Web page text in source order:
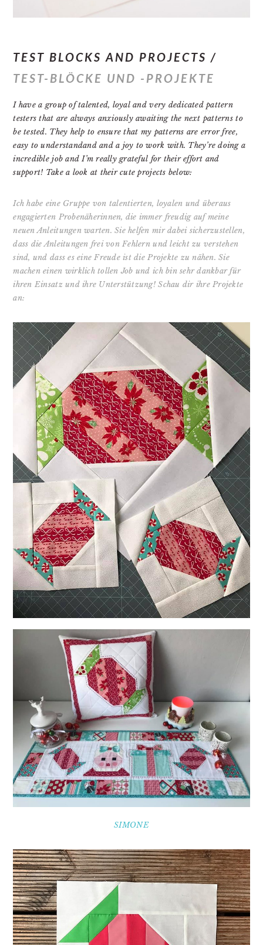
TEST BLOCKS AND PROJECTS /
TEST-BLÖCKE UND -PROJEKTE
I have a group of talented, loyal and very dedicated pattern
testers that are always anxiously awaiting the next patterns to
be tested. They help to ensure that my patterns are error free,
easy to understandand and a joy to work with. They’re doing a
incredible job and I’m really grateful for their effort and
support! Take a look at their cute projects below:
Ich habe eine Gruppe von talentierten, loyalen und überaus
engagierten Probenäherinnen, die immer freudig auf meine
neuen Anleitungen warten. Sie helfen mir dabei sicherzustellen,
dass die Anleitungen frei von Fehlern und leicht zu verstehen
sind, und dass es eine Freude ist die Projekte zu nähen. Sie
machen einen wirklich tollen Job und ich bin sehr dankbar für
ihren Einsatz und ihre Unterstützung! Schau dir ihre Projekte
an:
SIMONE